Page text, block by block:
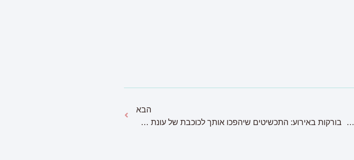
Perfect Ted : שסטוביץ מביאה לישראל את מותג המאצ’ה הנמכר ביותר בבריטניה
הבא
בורקות באירוע: התכשיטים שיהפכו אותך לכוכבת של עונת השמחות